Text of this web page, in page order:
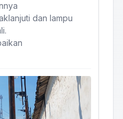
dan lampu